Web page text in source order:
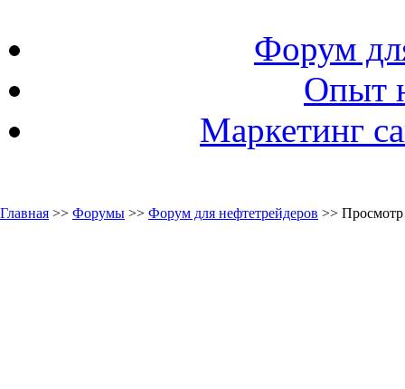
Форум
Опыт
Маркетинг
Главная >> Форумы >> Форум для нефтетрейдеров >>